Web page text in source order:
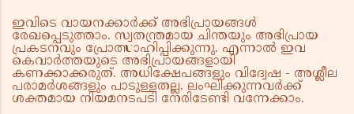
ഇവിടെ വായനക്കാർക്ക് അഭിപ്രായങ്ങൾ
രേഖപ്പെടുത്താം. സ്വതന്ത്രമായ ചിന്തയും അഭിപ്രായ
പ്രകടനവും പ്രോത്സാഹിപ്പിക്കുന്നു. എന്നാൽ ഇവ
കെവാർത്തയുടെ അഭിപ്രായങ്ങളായി
കണക്കാക്കരുത്. അധിക്ഷേപങ്ങളും വിദ്വേഷ - അശ്ലീല
പരാമർശങ്ങളും പാടുള്ളതല്ല. ലംഘിക്കുന്നവർക്ക്
ശക്തമായ നിയമനടപടി നേരിടേണ്ടി വന്നേക്കാം.